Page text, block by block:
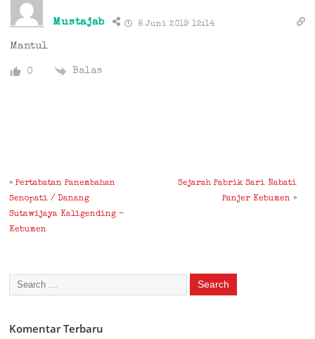
Mustajab 8 Juni 2019 12:14
Mantul
0 Balas
«Pertabatan Panembahan
Senopati / Danang
Sutawijaya Kaligending –
Kebumen
Sejarah Pabrik Sari Nabati
Panjer Kebumen »
Komentar Terbaru